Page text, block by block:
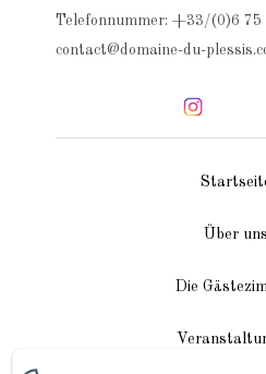
Telefonnummer: +33/(0)6 75
contact@domaine-du-
Über uns
Die